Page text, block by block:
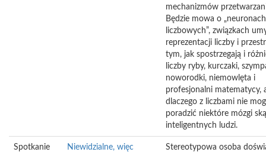
mechanizmów
Będzie mowa o „neuronach
liczbowych”, związkach
reprezentacji liczby i
tym, jak spostrzegają i
liczby ryby, kurczaki,
noworodki, niemowlęta i
profesjonalni matematycy,
dlaczego z liczbami nie
poradzić niektóre mózgi
inteligentnych ludzi.
Spotkanie
Niewidzialne, więc
Stereotypowa osoba